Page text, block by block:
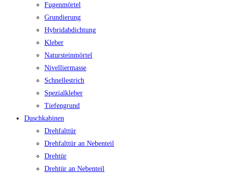
Fugenmörtel
Grundierung
Hybridabdichtung
Kleber
Natursteinmörtel
Nivelliermasse
Schnellestrich
Spezialkleber
Tiefengrund
Duschkabinen
Drehfalttür
Drehfalttür an Nebenteil
Drehtür
Drehtür an Nebenteil